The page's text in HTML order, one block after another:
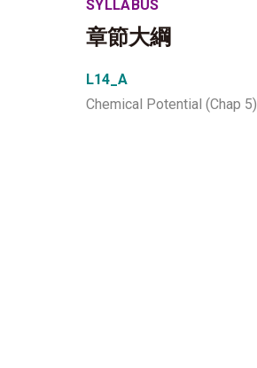
SYLLABUS
章節大綱
L14_A
Chemical Potential (Chap 5)